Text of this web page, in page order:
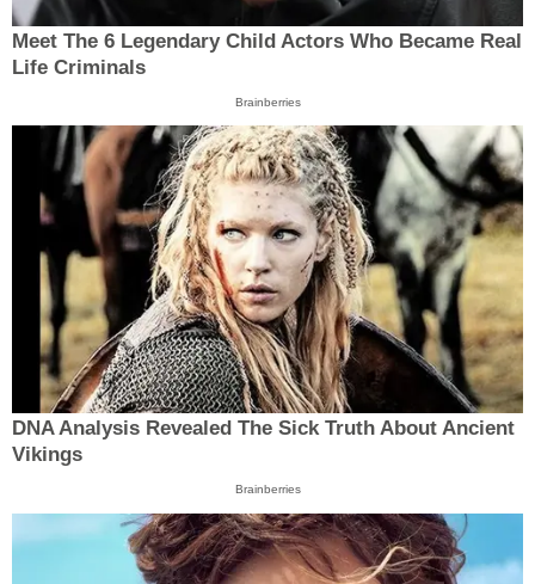
Meet The 6 Legendary Child Actors Who Became Real
Life Criminals
Brainberries
DNA Analysis Revealed The Sick Truth About Ancient
Vikings
Brainberries